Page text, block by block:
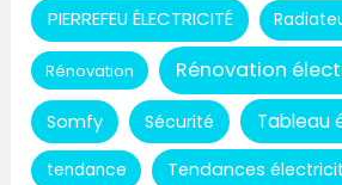
PIERREFEU ÉLECTRICITÉ
Rénovation Rénovation
Somfy Sécurité Tableau
tendance Tendances